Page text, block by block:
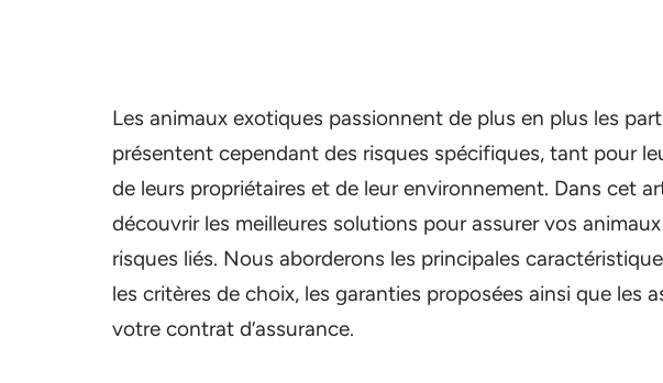
Les animaux exotiques passionnent de plus en plus les
présentent cependant des risques spécifiques, tant pour
de leurs propriétaires et de leur environnement. Dans cet
découvrir les meilleures solutions pour assurer vos
risques liés. Nous aborderons les principales
les critères de choix, les garanties proposées ainsi que les
votre contrat d’assurance.